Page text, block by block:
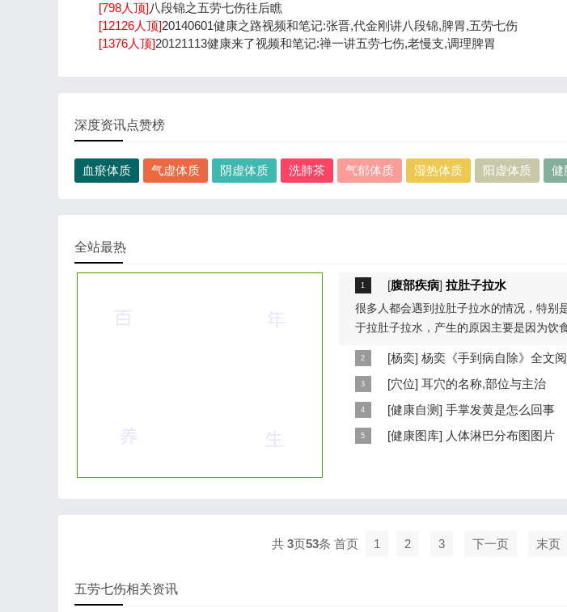
[798人顶]八段锦之五劳七伤往后瞧
[12126人顶]20140601健康之路视频和笔记:张晋,代金刚讲八段锦,脾胃,五劳七伤
[1376人顶]20121113健康来了视频和笔记:禅一讲五劳七伤,老慢支,调理脾胃
深度资讯点赞榜
血瘀体质 气虚体质 阴虚体质 洗肺茶 气郁体质 湿热体质 阳虚体质 健
全站最热
[腹部疾病] 拉肚子拉水
很多人都会遇到拉肚子拉水的情况，特别
于拉肚子拉水，产生的原因主要是因为饮
[杨奕] 杨奕《手到病自除》全文
本页提供杨奕手到病自除全文阅读。包括
细内容。涉及到全身的各个反射区，以及
外...
[穴位] 耳穴的名称,部位与主治
耳穴在耳郭的分布有一定规律，耳穴在耳
儿，头部朝下，臀部朝上。其分布的规律
相...
[健康自测] 手掌发黄是怎么回事
手掌发黄，一般是血管内血液不充盈或是
[健康图库] 人体淋巴分布图图片
共 3页53条 首页 1 2 3 下一页 末页
五劳七伤相关资讯